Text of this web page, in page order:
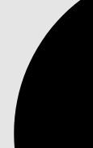
SOMMARIO